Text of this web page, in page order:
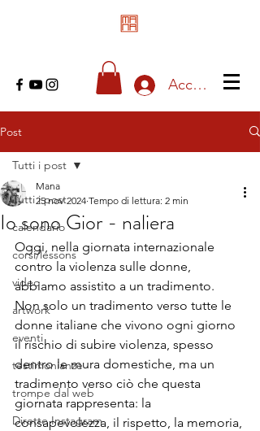
Accedi
Post
Tutti i post
calendario
corsi/lessons
video
artwork
eventi
testimonianze
trompe dal web
Dirette Instagram
Tutti i post
Io sono Gior - naliera
Mana
25 nov 2024 Tempo di lettura: 2 min
Oggi, nella giornata internazionale
contro la violenza sulle donne,
abbiamo assistito a un tradimento.
Non solo un tradimento verso tutte le
donne italiane che vivono ogni giorno
il rischio di subire violenza, spesso
dentro le mura domestiche, ma un
tradimento verso ciò che questa
giornata rappresenta: la
consapevolezza, il rispetto, la memoria,